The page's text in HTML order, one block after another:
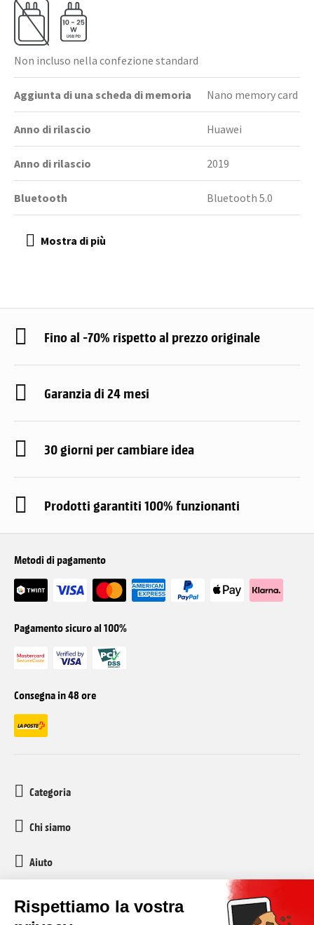
Non incluso nella confezione standard
Aggiunta di una scheda di memoria Nano memory card
Anno di rilascio Huawei
Anno di rilascio 2019
Bluetooth Bluetooth 5.0
Fino al -70% rispetto al prezzo originale
Garanzia di 24 mesi
30 giorni per cambiare idea
Prodotti garantiti 100% funzionanti
Metodi di pagamento
Pagamento sicuro al 100%
Consegna in 48 ore
Categoria
Chi siamo
Aiuto